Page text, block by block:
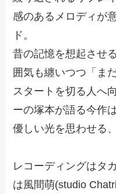
感のあるメロディが
ド。
昔の記憶を想起させ
囲気も纏いつつ「ま
スタートを切る人へ
ーの塚本が語る今作
優しい光を思わせる
レコーディングはタ
は風間萌(studio